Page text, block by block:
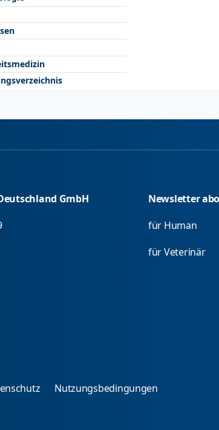
GmbH
Newsletter
für Human
für Veterinär
Nutzungsbedingungen